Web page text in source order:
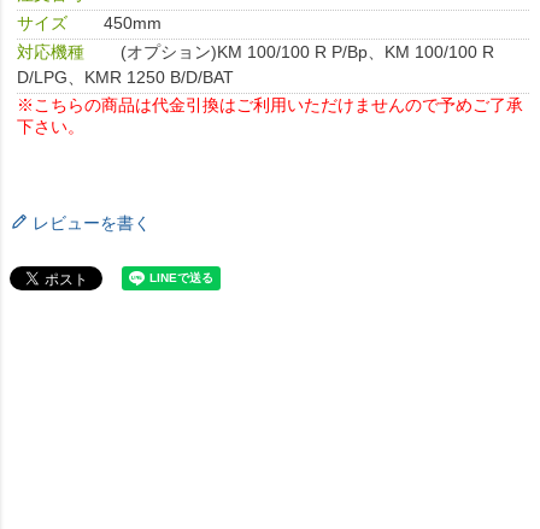
サイズ
450mm
対応機種
(オプション)KM 100/100 R P/Bp、KM 100/100 R
D/LPG、KMR 1250 B/D/BAT
※こちらの商品は代金引換はご利用いただけませんので予めご了承
下さい。
レビューを書く